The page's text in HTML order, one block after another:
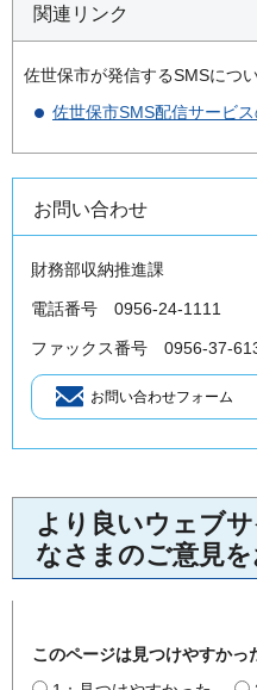
関連リンク
佐世保市が発信するSMSにつ
佐世保市SMS配信サービ
お問い合わせ
財務部収納推進課
電話番号 0956-24-1111
ファックス番号 0956-37-
より良いウェブ
なさまのご意見
このページは見つけやすかっ